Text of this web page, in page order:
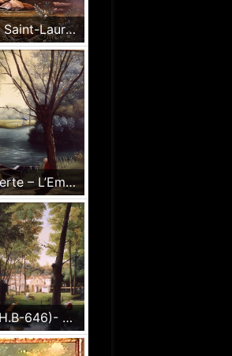
(637)- Poupet-Près Saint-Laurent sur Sèvre-1988-hsb 24x35 cm.
(H.B-641- La Venise verte – L’Embarcadère hsb de format 24×35 cm, daté 1988. Signé en bas à gauche.
(H.B-646)- Dans le Marais poitevin – Le peintre hsb de format 35×27, daté 1988. Signé en bas à gauche.